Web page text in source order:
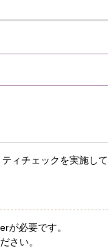
ィチェックを実施して
が必要です。
さい。